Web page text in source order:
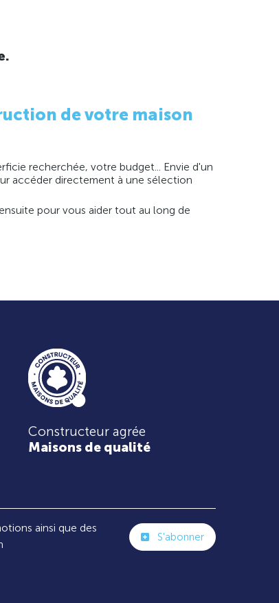
de votre maison
recherchée, votre budget... Envie d'un
accéder directement à une sélection
pour vous aider tout au long de
Constructeur agrée
Maisons de qualité
ainsi que des
S'abonner